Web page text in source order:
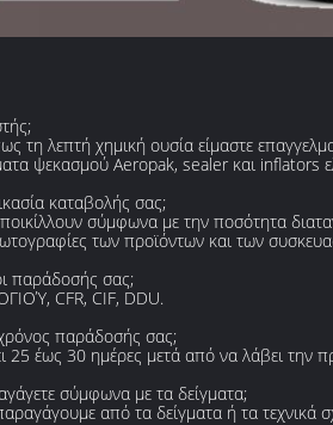
τη λεπτή χημική ουσία είμαστε
ψεκασμού Aeropak, sealer και inflators
καταβολής σας;
σύμφωνα με την ποσότητα
των προϊόντων και των
παράδοσής σας;
CFR, CIF, DDU.
παράδοσής σας;
25 έως 30 ημέρες μετά από να λάβει την
σύμφωνα με τα δείγματα;
από τα δείγματα ή τα